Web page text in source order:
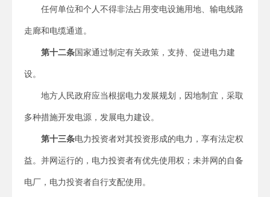
任何单位和个人不得非法占用变电设施用地、输电线路
走廊和电缆通道。
第十二条 国家通过制定有关政策，支持、促进电力建
设。
地方人民政府应当根据电力发展规划，因地制宜，采取
多种措施开发电源，发展电力建设。
第十三条电力投资者对其投资形成的电力，享有法定权
益。并网运行的，电力投资者有优先使用权；未并网的自备
电厂，电力投资者自行支配使用。